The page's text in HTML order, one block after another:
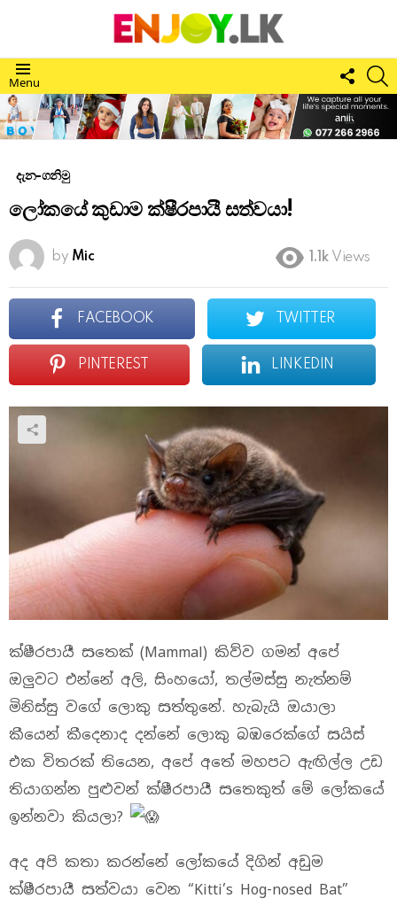
Menu
US
දැන-ගනිමු
ලෝකයේ කුඩාම ක්ෂීරපායී සත්වයා!
by Mic 1.1k Views
FACEBOOK TWITTER
PINTEREST LINKEDIN
ක්ෂීරපායී සතෙක් (Mammal) කිව්ව ගමන් අපේ
ඔලුවට එන්නේ අලි, සිංහයෝ, තල්මස්සු නැත්නම්
මිනිස්සු වගේ ලොකු සත්තුනේ. හැබැයි ඔයාලා
කීයෙන් කීදෙනාද දන්නේ ලොකු බඹරෙක්ගේ සයිස්
එක විතරක් තියෙන, අපේ අතේ මහපට ඇඟිල්ල උඩ
තියාගන්න පුළුවන් ක්ෂීරපායී සතෙකුත් මේ ලෝකයේ
ඉන්නවා කියලා?
අද අපි කතා කරන්නේ ලෝකයේ දිගින් අඩුම
ක්ෂීරපායී සත්වයා වෙන “Kitti’s Hog-nosed Bat”